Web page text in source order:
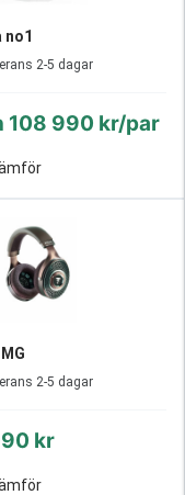
no1
2-5 dagar
108 990 kr/par
2-5 dagar
kr